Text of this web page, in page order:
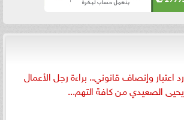
رد اعتبار وإنصاف قانوني.. براءة رجل الأعمال
يحيى الصعيدي من كافة التهم...